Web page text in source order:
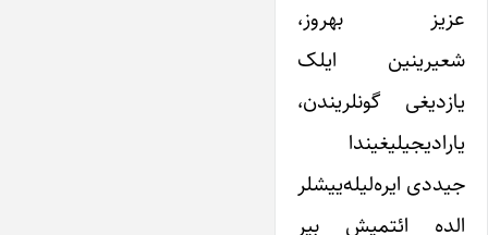
عزیز بهروز،
شعیر‌ینین ایلک
یازدیغی گونلریندن،
یارادیجیلیغیندا
جیددی ایره‌لیله‌ییشلر
الده ائتمیش بیر